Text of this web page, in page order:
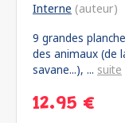
Interne (auteur)
9 grandes
des animaux (de
savane...), ... suite
12.95 €